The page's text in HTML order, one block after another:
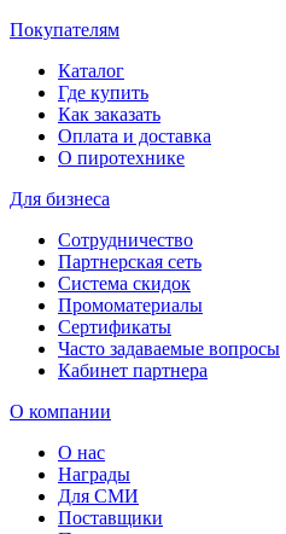
Покупателям
Каталог
Где купить
Как заказать
Оплата и доставка
О пиротехнике
Для бизнеса
Сотрудничество
Партнерская сеть
Система скидок
Промоматериалы
Сертификаты
Часто задаваемые вопросы
Кабинет партнера
О компании
О нас
Награды
Для СМИ
Поставщики